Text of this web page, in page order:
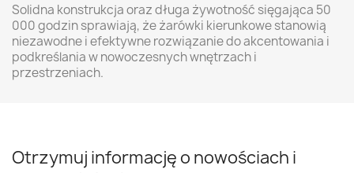
Solidna konstrukcja oraz długa żywotność sięgająca 50
000 godzin sprawiają, że żarówki kierunkowe stanowią
niezawodne i efektywne rozwiązanie do akcentowania i
podkreślania w nowoczesnych wnętrzach i
przestrzeniach.
Otrzymuj informację o nowościach i